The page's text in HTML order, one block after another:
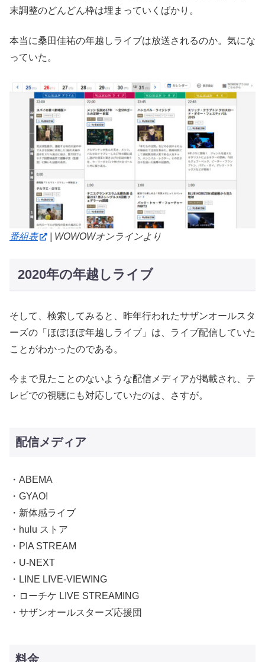
末調整のどんどん枠は埋まっていくばかり。
本当に桑田佳祐の年越しライブは放送されるのか。気にな
っていた。
番組表 | WOWOWオンラインより
2020年の年越しライブ
そして、検索してみると、昨年行われたサザンオールスタ
ーズの「ほぼほぼ年越しライブ」は、ライブ配信していた
ことがわかったのである。
今まで見たことのないような配信メディアが掲載され、テ
レビでの視聴にも対応していたのは、さすが。
配信メディア
・ABEMA
・GYAO!
・新体感ライブ
・hulu ストア
・PIA STREAM
・U-NEXT
・LINE LIVE-VIEWING
・ローチケ LIVE STREAMING
・サザンオールスターズ応援団
料金